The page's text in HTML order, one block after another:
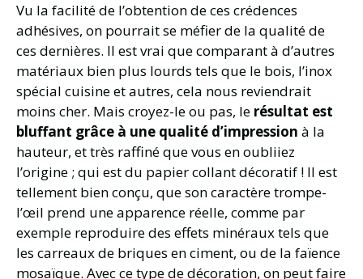
Vu la facilité de l’obtention de ces crédences
adhésives, on pourrait se méfier de la qualité de
ces dernières. Il est vrai que comparant à d’autres
matériaux bien plus lourds tels que le bois, l’inox
spécial cuisine et autres, cela nous reviendrait
moins cher. Mais croyez-le ou pas, le résultat est
bluffant grâce à une qualité d’impression à la
hauteur, et très raffiné que vous en oubliiez
l’origine ; qui est du papier collant décoratif ! Il est
tellement bien conçu, que son caractère trompe-
l’œil prend une apparence réelle, comme par
exemple reproduire des effets minéraux tels que
les carreaux de briques en ciment, ou de la faïence
mosaïque. Avec ce type de décoration, on peut faire